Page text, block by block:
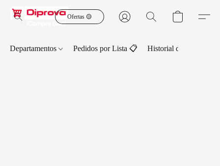
Ofertas 🟡
Departamentos Pedidos por Lista 📋 Historial de Pedidos